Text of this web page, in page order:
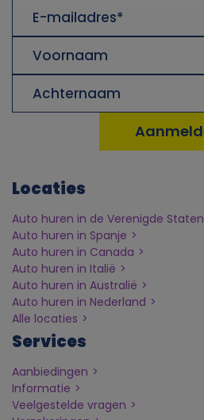
mailadres
Locaties
Auto huren in de Verenigde Staten
Auto huren in Spanje
Auto huren in Canada
Auto huren in Italië
Auto huren in Australië
Auto huren in Nederland
Alle locaties
Services
Aanbiedingen
Informatie
Veelgestelde vragen
g
e
g
e
v
e